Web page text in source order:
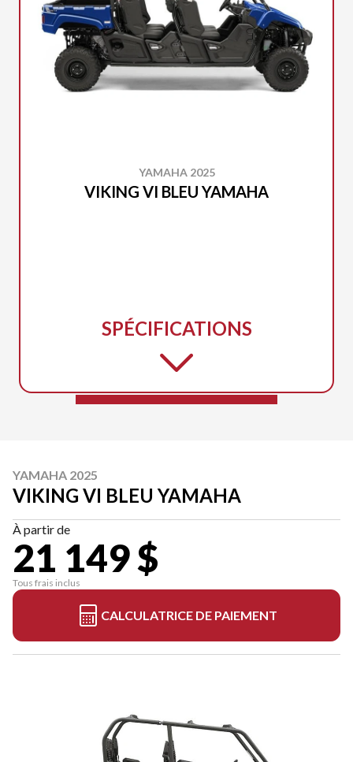
YAMAHA 2025
VIKING VI BLEU YAMAHA
SPÉCIFICATIONS
YAMAHA 2025
VIKING VI BLEU YAMAHA
À partir de
21 149 $
Tous frais inclus
CALCULATRICE DE PAIEMENT